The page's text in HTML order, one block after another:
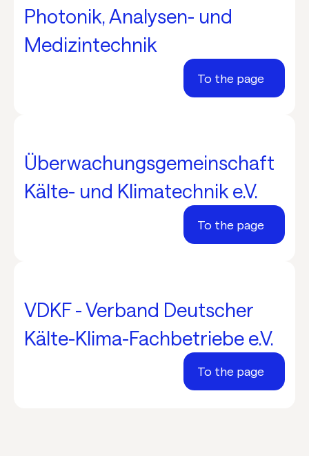
Photonik, Analysen- und
Medizintechnik
To the page
Überwachungsgemeinschaft
Kälte- und Klimatechnik e.V.
To the page
VDKF - Verband Deutscher
Kälte-Klima-Fachbetriebe e.V.
To the page